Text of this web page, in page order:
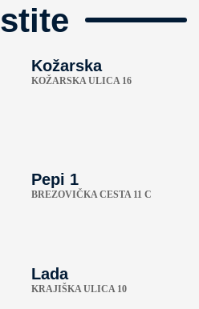
Kožarska
KOŽARSKA ULICA 16
Pepi 1
BREZOVIČKA CESTA 11 C
Lada
KRAJIŠKA ULICA 10